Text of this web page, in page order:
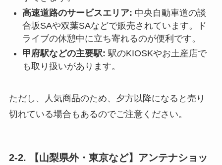
高速道路のサービスエリア: 中央自動車道の談
合坂SAや双葉SAなどで販売されています。ド
ライブの休憩中に立ち寄れるのが便利です。
甲府駅などの主要駅: 駅のKIOSKやお土産店で
も取り扱いがあります。
ただし、人気商品のため、夕方以降になると売り
切れている場合もあるのでご注意ください。
2-2. 【山梨県外・東京など】アンテナショッ